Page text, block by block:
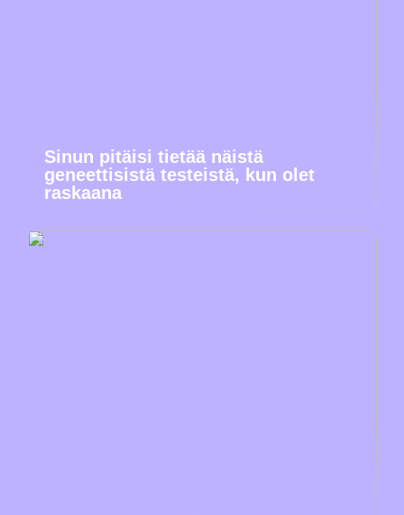
Sinun pitäisi tietää näistä
geneettisistä testeistä, kun olet
raskaana